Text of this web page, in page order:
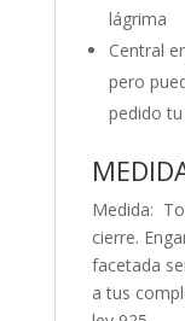
lágrima
Central
pero
pedido
Medida:
cierre.
facetada
a tus